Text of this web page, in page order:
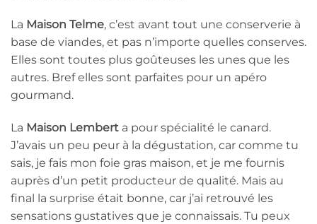
La Maison Telme, c’est avant tout une conserverie à
base de viandes, et pas n’importe quelles conserves.
Elles sont toutes plus goûteuses les unes que les
autres. Bref elles sont parfaites pour un apéro
gourmand.
La Maison Lembert a pour spécialité le canard.
J’avais un peu peur à la dégustation, car comme tu
sais, je fais mon foie gras maison, et je me fournis
auprès d’un petit producteur de qualité. Mais au
final la surprise était bonne, car j’ai retrouvé les
sensations gustatives que je connaissais. Tu peux